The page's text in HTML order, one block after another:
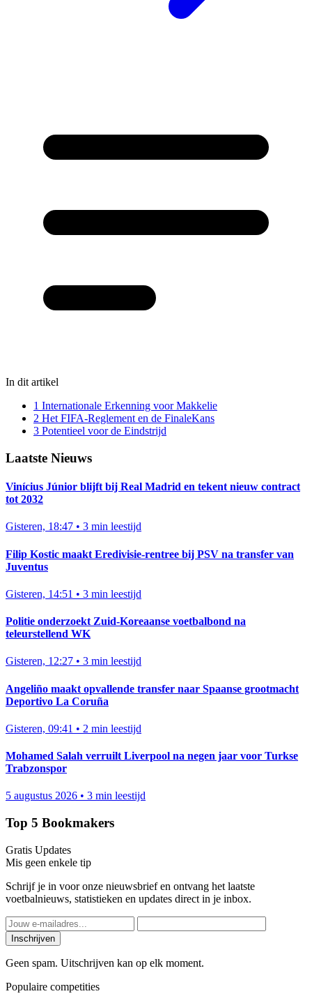
In dit artikel
1 Internationale Erkenning voor Makkelie
2 Het FIFA-Reglement en de FinaleKans
3 Potentieel voor de Eindstrijd
Laatste Nieuws
Vinícius Júnior blijft bij Real Madrid en tekent nieuw contract
tot 2032
Gisteren, 18:47 • 3 min leestijd
Filip Kostic maakt Eredivisie-rentree bij PSV na transfer van
Juventus
Gisteren, 14:51 • 3 min leestijd
Politie onderzoekt Zuid-Koreaanse voetbalbond na
teleurstellend WK
Gisteren, 12:27 • 3 min leestijd
Angeliño maakt opvallende transfer naar Spaanse grootmacht
Deportivo La Coruña
Gisteren, 09:41 • 2 min leestijd
Mohamed Salah verruilt Liverpool na negen jaar voor Turkse
Trabzonspor
5 augustus 2026 • 3 min leestijd
Top 5 Bookmakers
Gratis Updates
Mis geen enkele tip
Schrijf je in voor onze nieuwsbrief en ontvang het laatste
voetbalnieuws, statistieken en updates direct in je inbox.
Inschrijven
Geen spam. Uitschrijven kan op elk moment.
Populaire competities